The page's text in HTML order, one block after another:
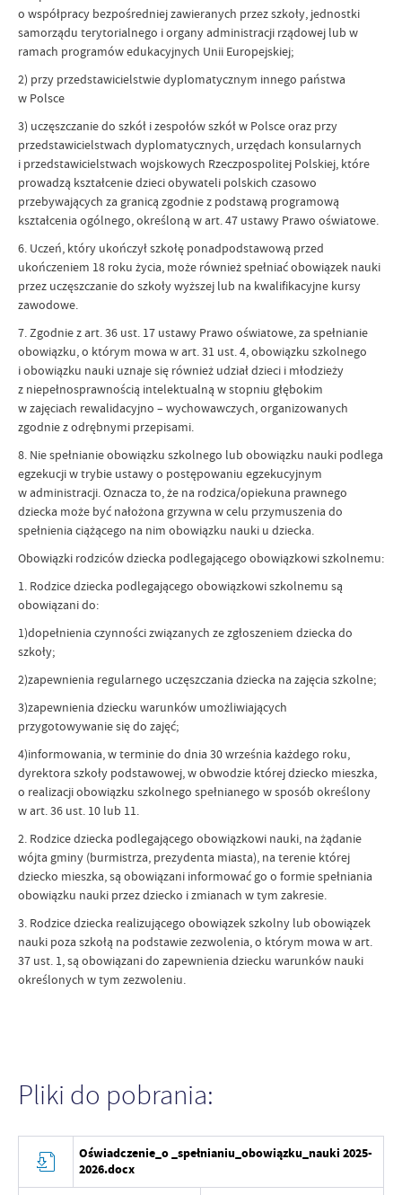
o współpracy bezpośredniej zawieranych przez szkoły, jednostki
samorządu terytorialnego i organy administracji rządowej lub w
ramach programów edukacyjnych Unii Europejskiej;
2) przy przedstawicielstwie dyplomatycznym innego państwa
w Polsce
3) uczęszczanie do szkół i zespołów szkół w Polsce oraz przy
przedstawicielstwach dyplomatycznych, urzędach konsularnych
i przedstawicielstwach wojskowych Rzeczpospolitej Polskiej, które
prowadzą kształcenie dzieci obywateli polskich czasowo
przebywających za granicą zgodnie z podstawą programową
kształcenia ogólnego, określoną w art. 47 ustawy Prawo oświatowe.
6. Uczeń, który ukończył szkołę ponadpodstawową przed
ukończeniem 18 roku życia, może również spełniać obowiązek nauki
przez uczęszczanie do szkoły wyższej lub na kwalifikacyjne kursy
zawodowe.
7. Zgodnie z art. 36 ust. 17 ustawy Prawo oświatowe, za spełnianie
obowiązku, o którym mowa w art. 31 ust. 4, obowiązku szkolnego
i obowiązku nauki uznaje się również udział dzieci i młodzieży
z niepełnosprawnością intelektualną w stopniu głębokim
w zajęciach rewalidacyjno – wychowawczych, organizowanych
zgodnie z odrębnymi przepisami.
8. Nie spełnianie obowiązku szkolnego lub obowiązku nauki podlega
egzekucji w trybie ustawy o postępowaniu egzekucyjnym
w administracji. Oznacza to, że na rodzica/opiekuna prawnego
dziecka może być nałożona grzywna w celu przymuszenia do
spełnienia ciążącego na nim obowiązku nauki u dziecka.
Obowiązki rodziców dziecka podlegającego obowiązkowi szkolnemu:
1. Rodzice dziecka podlegającego obowiązkowi szkolnemu są
obowiązani do:
1)dopełnienia czynności związanych ze zgłoszeniem dziecka do
szkoły;
2)zapewnienia regularnego uczęszczania dziecka na zajęcia szkolne;
3)zapewnienia dziecku warunków umożliwiających
przygotowywanie się do zajęć;
4)informowania, w terminie do dnia 30 września każdego roku,
dyrektora szkoły podstawowej, w obwodzie której dziecko mieszka,
o realizacji obowiązku szkolnego spełnianego w sposób określony
w art. 36 ust. 10 lub 11.
2. Rodzice dziecka podlegającego obowiązkowi nauki, na żądanie
wójta gminy (burmistrza, prezydenta miasta), na terenie której
dziecko mieszka, są obowiązani informować go o formie spełniania
obowiązku nauki przez dziecko i zmianach w tym zakresie.
3. Rodzice dziecka realizującego obowiązek szkolny lub obowiązek
nauki poza szkołą na podstawie zezwolenia, o którym mowa w art.
37 ust. 1, są obowiązani do zapewnienia dziecku warunków nauki
określonych w tym zezwoleniu.
Pliki do pobrania:
Oświadczenie_o _spełnianiu_obowiązku_nauki 2025-
2026.docx